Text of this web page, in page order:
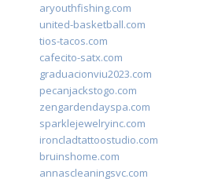
aryouthfishing.com
united-basketball.com
tios-tacos.com
cafecito-satx.com
graduacionviu2023.com
pecanjackstogo.com
zengardendayspa.com
sparklejewelryinc.com
ironcladtattoostudio.com
bruinshome.com
annascleaningsvc.com